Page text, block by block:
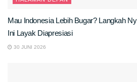
Mau Indonesia Lebih Bugar? Langkah
Ini Layak Diapresiasi
30 JUNI 2026